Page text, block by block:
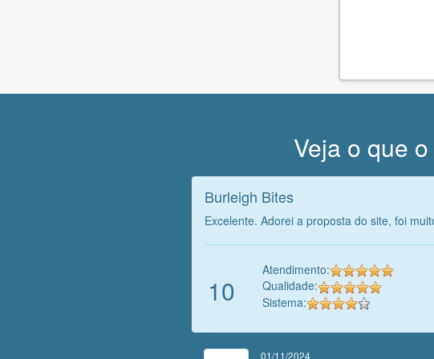
Veja o que
Burleigh Bites
Excelente. Adorei a proposta do site, foi
10
Atendimento:
Qualidade:
Sistema:
01/11/2024